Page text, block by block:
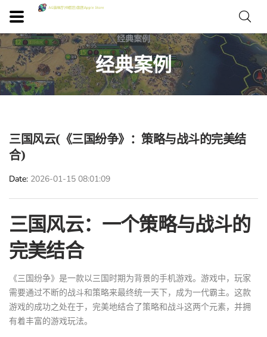
经典案例
三国风云(《三国纷争》：策略与战斗的完美结
合)
Date 2026-01-15 08:01:09
三国风云：一个策略与战斗的
完美结合
《三国纷争》是一款以三国时期为背景的手机游戏。游戏中，玩家
需要通过不断的战斗和策略来最终统一天下，成为一代霸主。这款
游戏的成功之处在于，完美地结合了策略和战斗这两个元素，并拥
有着丰富的游戏玩法。